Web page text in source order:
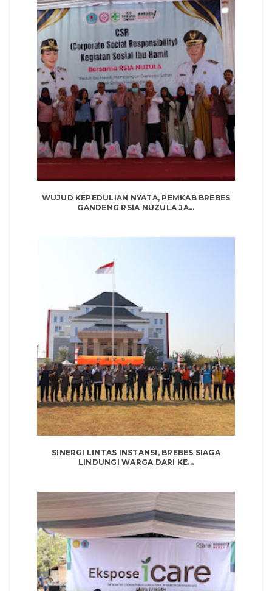
WUJUD KEPEDULIAN NYATA, PEMKAB BREBES
GANDENG RSIA NUZULA JA...
SINERGI LINTAS INSTANSI, BREBES SIAGA
LINDUNGI WARGA DARI KE...